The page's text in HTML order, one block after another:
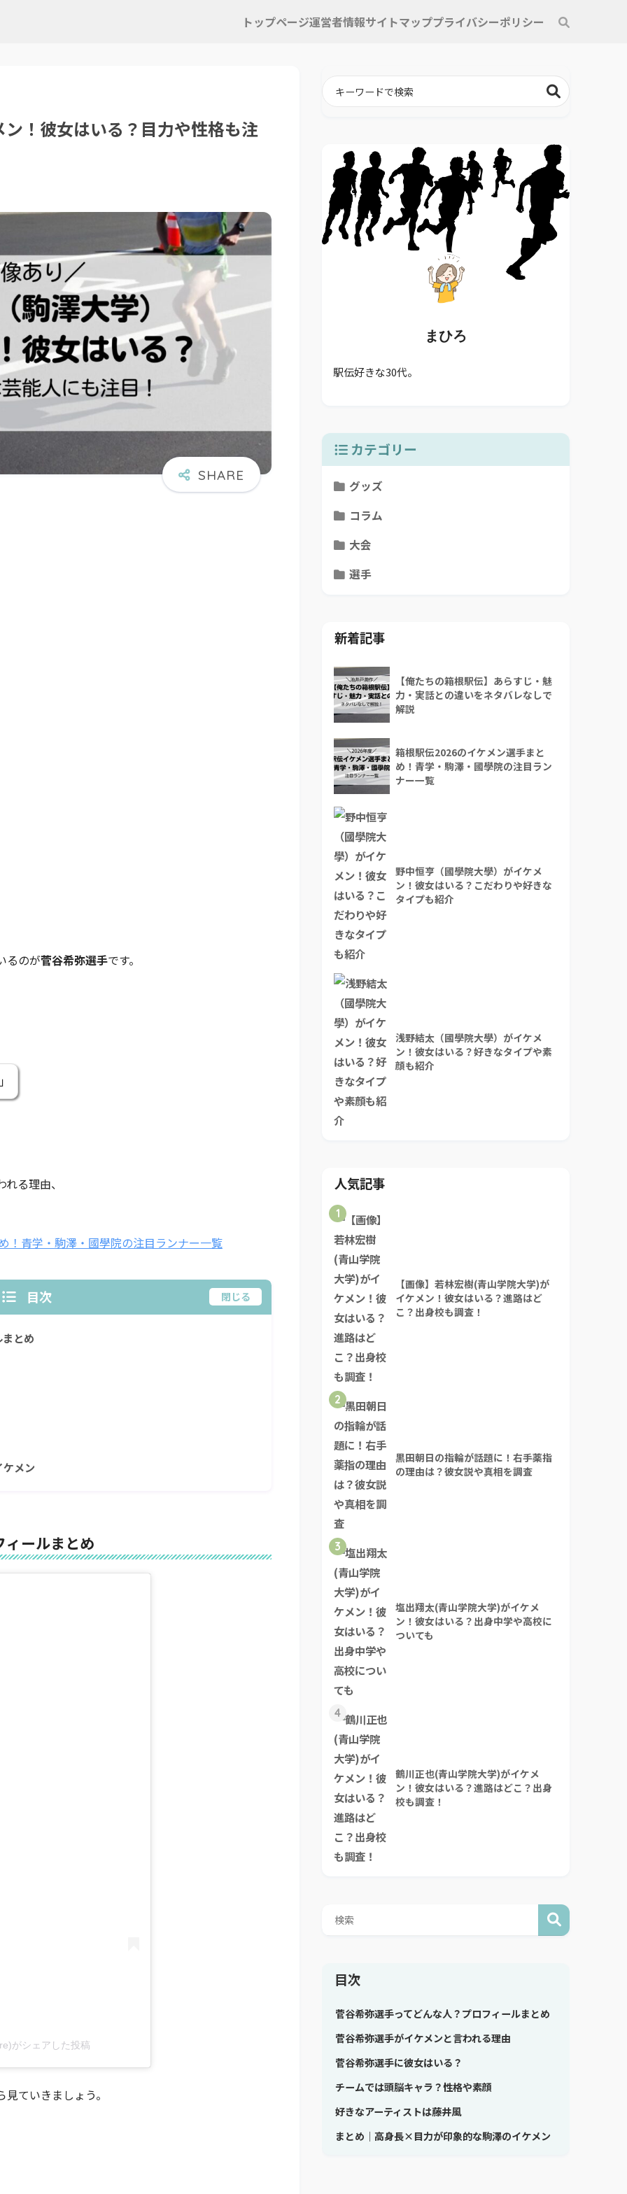
トップページ運営者情報サイトマッププライバシーポリシー
！彼女はいる？目力や性格も注
るのが菅谷希弥選手です。
る理由、
！青学・駒澤・國學院の注目ランナー一覧
目次 閉じる
とめ
メン
ィールまとめ
がシェアした投稿
ていきましょう。
まひろ
駅伝好きな30代。
カテゴリー
グッズ
コラム
大会
選手
新着記事
【俺たちの箱根駅伝】あらすじ・魅
力・実話との違いをネタバレなしで
解説
箱根駅伝2026のイケメン選手まと
め！青学・駒澤・國學院の注目ラン
ナー一覧
野中恒亨（國學院大學）がイケメ
ン！彼女はいる？こだわりや好きな
タイプも紹介
浅野結太（國學院大學）がイケメ
ン！彼女はいる？好きなタイプや素
顔も紹介
人気記事
1
【画像】若林宏樹(青山学院大学)が
イケメン！彼女はいる？進路はど
こ？出身校も調査！
2
黒田朝日の指輪が話題に！右手薬指
の理由は？彼女説や真相を調査
3
塩出翔太(青山学院大学)がイケメ
ン！彼女はいる？出身中学や高校に
ついても
4
鶴川正也(青山学院大学)がイケメ
ン！彼女はいる？進路はどこ？出身
校も調査！
目次
菅谷希弥選手ってどんな人？プロフィールまとめ
菅谷希弥選手がイケメンと言われる理由
菅谷希弥選手に彼女はいる？
チームでは頭脳キャラ？性格や素顔
好きなアーティストは藤井風
まとめ｜高身長×目力が印象的な駒澤のイケメン